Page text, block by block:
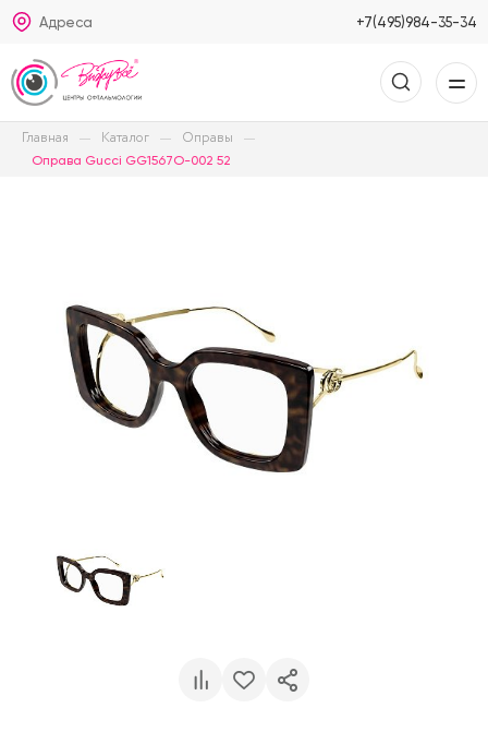
Адреса +7(495)984-35-34
Главная Каталог Оправы
Оправа Gucci GG1567O-002 52